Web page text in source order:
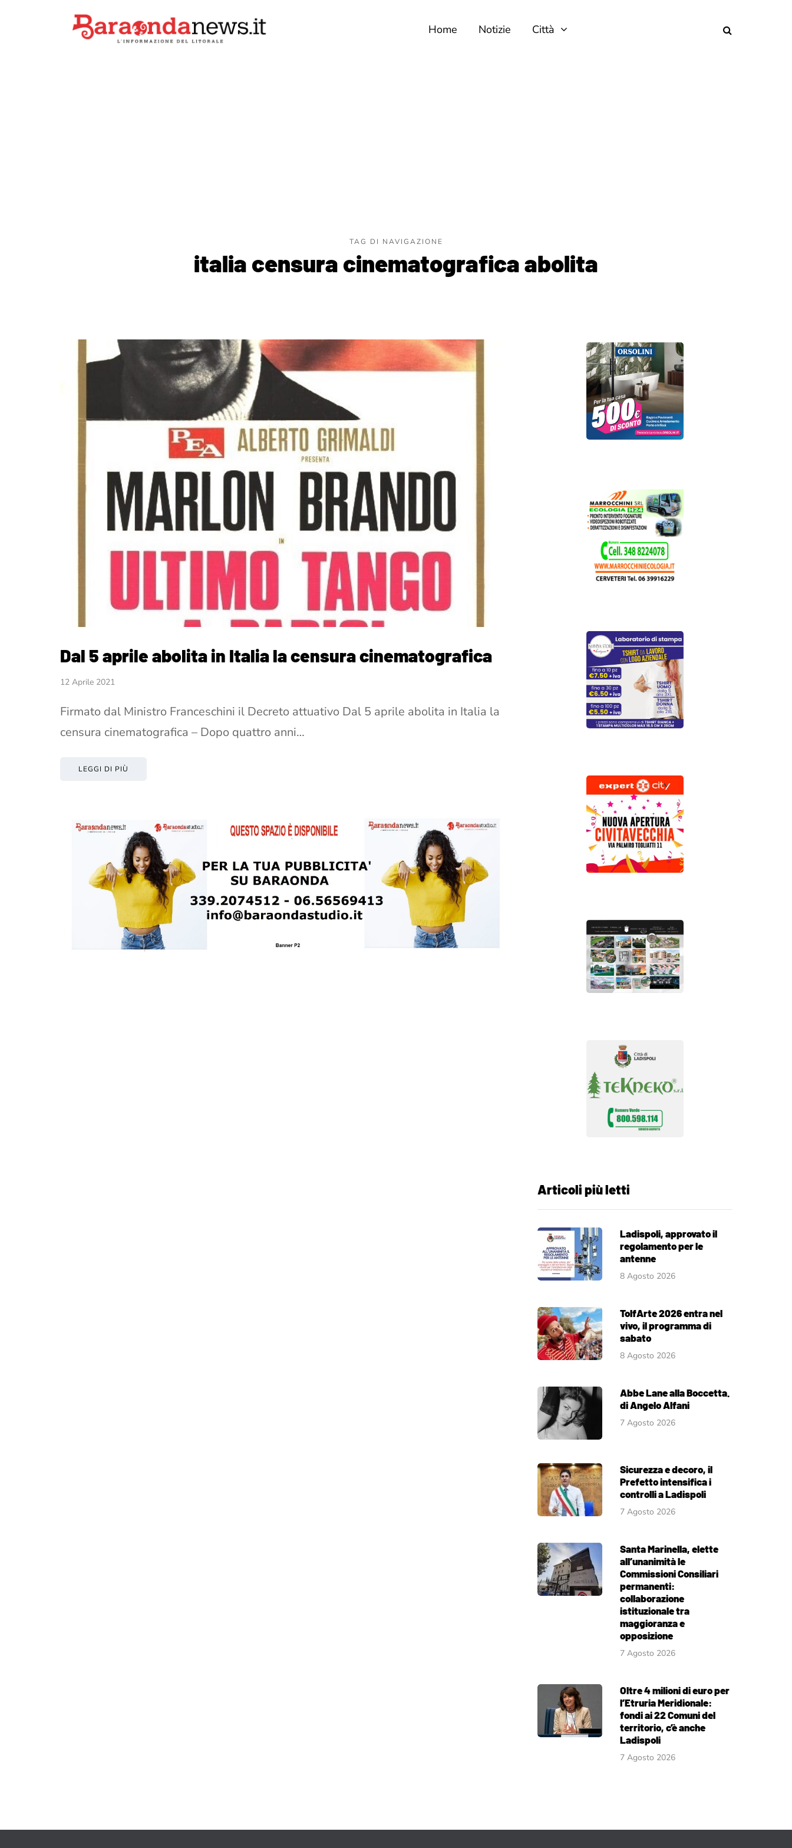
Home Notizie Città
TAG DI NAVIGAZIONE
italia censura cinematografica abolita
Dal 5 aprile abolita in Italia la censura cinematografica
12 Aprile 2021
Firmato dal Ministro Franceschini il Decreto attuativo Dal 5 aprile abolita in Italia la
censura cinematografica – Dopo quattro anni…
LEGGI DI PIÙ
Articoli più letti
Ladispoli, approvato il
regolamento per le
antenne
8 Agosto 2026
TolfArte 2026 entra nel
vivo, il programma di
sabato
8 Agosto 2026
Abbe Lane alla Boccetta.
di Angelo Alfani
7 Agosto 2026
Sicurezza e decoro, il
Prefetto intensifica i
controlli a Ladispoli
7 Agosto 2026
Santa Marinella, elette
all’unanimità le
Commissioni Consiliari
permanenti:
collaborazione
istituzionale tra
maggioranza e
opposizione
7 Agosto 2026
Oltre 4 milioni di euro per
l’Etruria Meridionale:
fondi ai 22 Comuni del
territorio, c’è anche
Ladispoli
7 Agosto 2026